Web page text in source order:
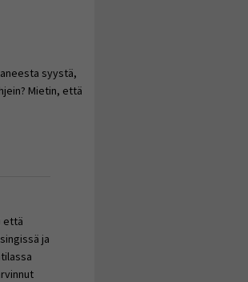
syystä,
Mietin, että
että
ja